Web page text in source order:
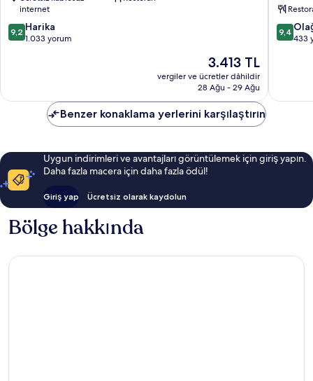
Seo-
gu
internet
10
üzerinden
9,2 Harika
1.033 yorum
Güncel
fiyat:
3.413 TL
3.413 TL
vergiler ve ücretler dâhildir
28 Ağu - 29 Ağu
10
9,4
433
Benzer konaklama yerlerini karşılaştırın
Uygun indirimleri ve avantajları görüntülemek için giriş yapın.
Daha fazla macera için daha fazla ödül!
Giriş yap Ücretsiz olarak kaydolun
Bölge hakkında